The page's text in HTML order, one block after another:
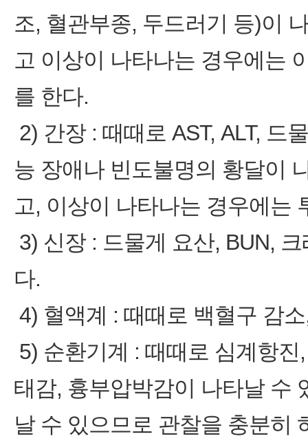
조, 혈관부종, 두드러기 등)이
고 이상이 나타나는 경우에는
를 한다.
2) 간장 : 때때로 AST, ALT, 드
능 장애나 빈도불명의 황달이
고, 이상이 나타나는 경우에는
3) 신장 : 드물게 요산, BUN,
다.
4) 혈액계 : 때때로 백혈구 감
5) 순환기계 : 때때로 심계항
태감, 흉부압박감이 나타날 수
날 수 있으므로 관찰을 충분히